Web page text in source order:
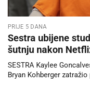
PRIJE 5 DANA
Sestra ubijene
šutnju nakon
SESTRA Kaylee
Bryan Kohberger